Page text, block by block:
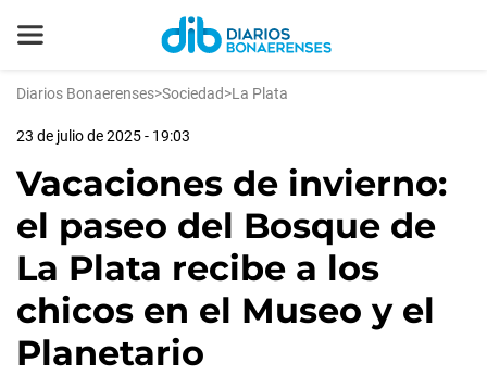
Diarios Bonaerenses>Sociedad>La Plata
23 de julio de 2025 - 19:03
Vacaciones de invierno:
el paseo del Bosque de
La Plata recibe a los
chicos en el Museo y el
Planetario